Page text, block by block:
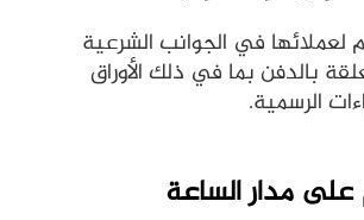
لعملائها في الجوانب الشرعية
بالدفن بما في ذلك الأوراق
الرسمية.
مدار الساعة